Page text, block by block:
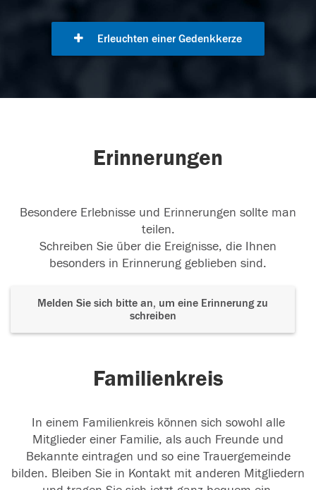
Erleuchten einer Gedenkkerze
Erinnerungen
Besondere Erlebnisse und Erinnerungen sollte man
teilen.
Schreiben Sie über die Ereignisse, die Ihnen
besonders in Erinnerung geblieben sind.
Melden Sie sich bitte an, um eine Erinnerung zu
schreiben
Familienkreis
In einem Familienkreis können sich sowohl alle
Mitglieder einer Familie, als auch Freunde und
Bekannte eintragen und so eine Trauergemeinde
bilden. Bleiben Sie in Kontakt mit anderen Mitgliedern